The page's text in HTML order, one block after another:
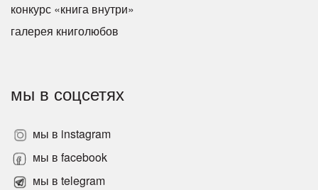
конкурс «книга внутри»
галерея книголюбов
мы в соцсетях
мы в instagram
мы в facebook
мы в telegram